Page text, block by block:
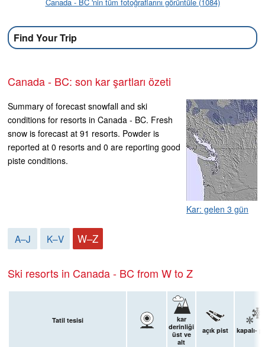
Find Your Trip
Canada - BC: son kar şartları özeti
Kar: gelen 3 gün
Summary of forecast snowfall and ski
conditions for resorts in Canada - BC. Fresh
snow is forecast at 91 resorts. Powder is
reported at 0 resorts and 0 are reporting good
piste conditions.
A–J K–V W–Z
Ski resorts in Canada - BC from W to Z
Tatil tesisi
kar
derinliği
üst ve
alt
açık pist kapalı-